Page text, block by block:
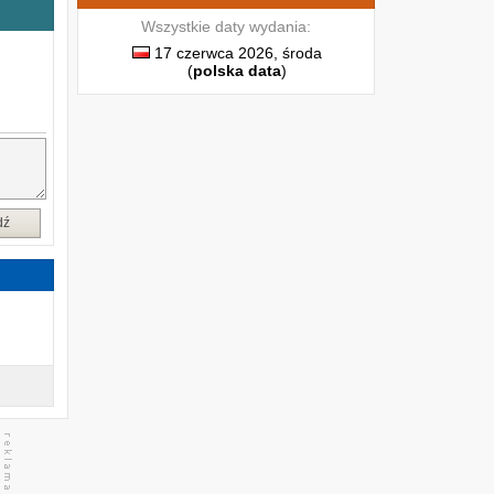
Wszystkie daty wydania:
17 czerwca 2026, środa
(polska data)